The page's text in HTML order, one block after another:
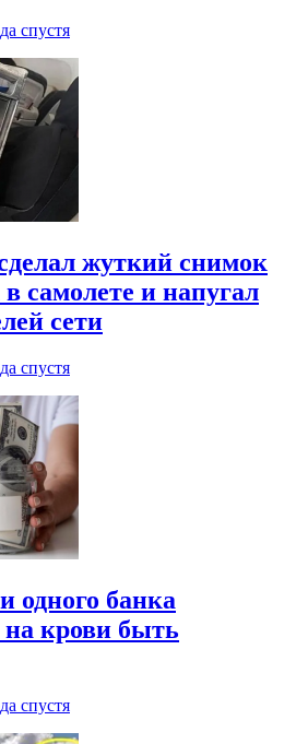
спустя
жуткий снимок
самолете и напугал
сети
спустя
одного банка
крови быть
спустя